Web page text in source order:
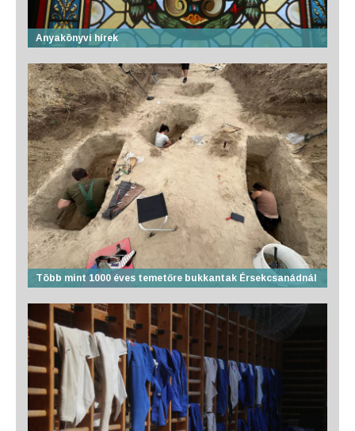
Anyakönyvi hírek
Több mint 1000 éves temetőre bukkantak Érsekcsanádnál